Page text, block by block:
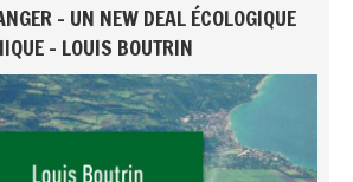
- UN NEW DEAL ÉCOLOGIQUE
- LOUIS BOUTRIN